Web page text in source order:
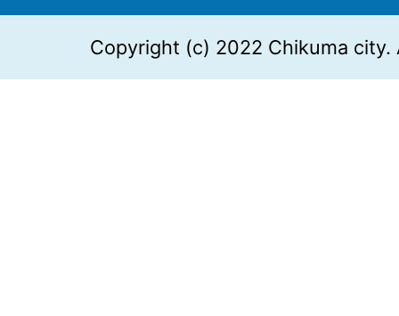
Copyright (c) 2022 Chikuma city.